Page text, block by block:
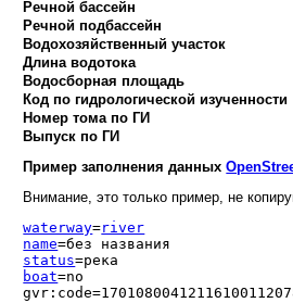
Речной бассейн
Речной подбассейн
Водохозяйственный участок
Длина водотока
Водосборная площадь
Код по гидрологической изученности
Номер тома по ГИ
Выпуск по ГИ
Пример заполнения данных
Внимание, это только пример, не
waterway=river
name=без названия
status=река
boat=no